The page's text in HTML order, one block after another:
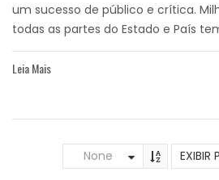
um sucesso de público e crítica.
todas as partes do Estado e País
Leia Mais
None EXIBIR